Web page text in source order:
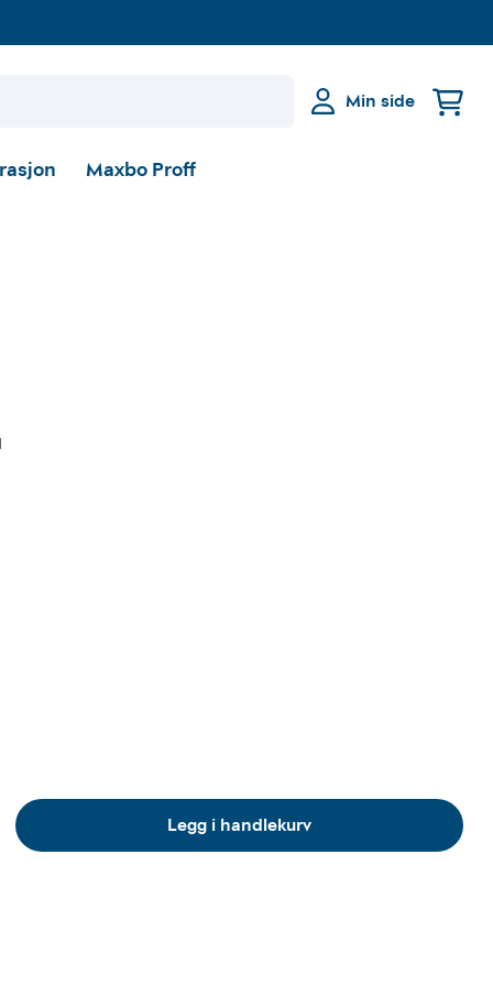
Min side
Maxbo Proff
Legg i handlekurv